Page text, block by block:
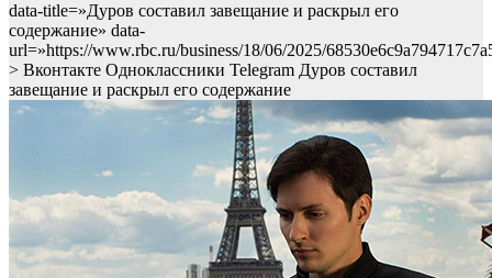
data-title=»Дуров составил завещание и раскрыл его
содержание» data-
url=»https://www.rbc.ru/business/18/06/2025/
> Вконтакте Одноклассники Telegram Дуров составил
завещание и раскрыл его содержание